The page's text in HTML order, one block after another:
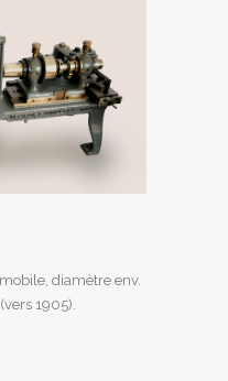
diamètre env.
1905).